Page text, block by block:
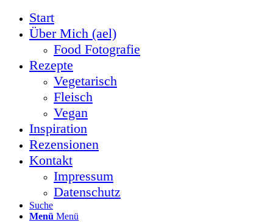
Start
Über Mich (ael)
Food Fotografie
Rezepte
Vegetarisch
Fleisch
Vegan
Inspiration
Rezensionen
Kontakt
Impressum
Datenschutz
Suche
Menü Menü